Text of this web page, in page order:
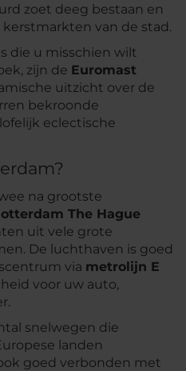
zoet deeg bestaan en
van de stad.
die u misschien wilt
zijn de Euromast
uitzicht over de
bekroonde
eclectische
na grootste
The Hague
uit vele grote
De luchthaven is goed
via metrolijn E
voor uw auto,
snelwegen die
landen
goed verbonden met